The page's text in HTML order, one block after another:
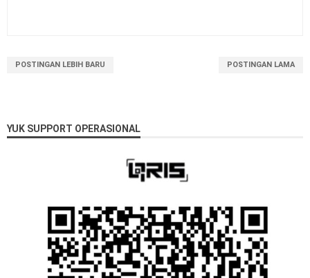
POSTINGAN LEBIH BARU POSTINGAN LAMA
YUK SUPPORT OPERASIONAL